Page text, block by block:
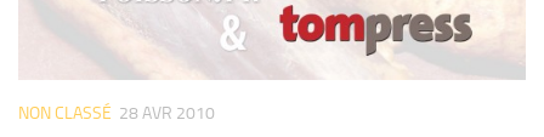
NON CLASSÉ 28 AVR 2010